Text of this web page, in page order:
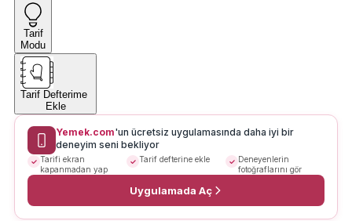
Tarif
Modu
Tarif Defterime
Ekle
Yemek.com'un ücretsiz uygulamasında daha iyi bir
deneyim seni bekliyor
Tarifi ekran
kapanmadan yap
Tarif defterine ekle
Deneyenlerin
fotoğraflarını gör
Uygulamada Aç